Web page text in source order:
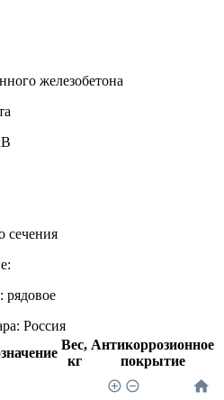
железобетона
сечения
рядовое
Россия
Вес,
кг
Антикоррозионное
покрытие